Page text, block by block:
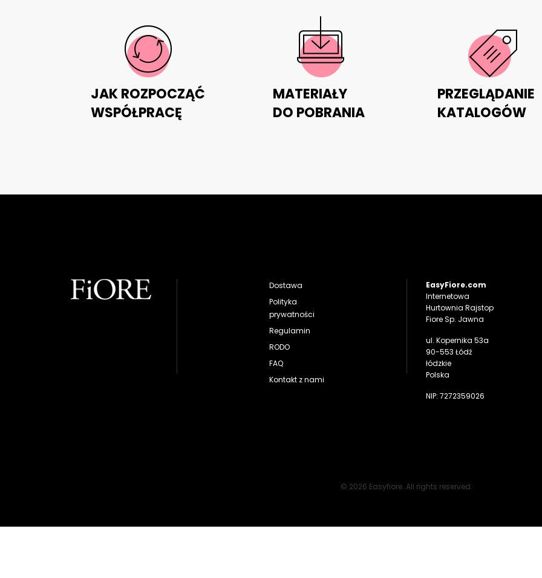
JAK ROZPOCZĄĆ
WSPÓŁPRACĘ
MATERIAŁY
DO POBRANIA
PRZEGLĄDANIE
KATALOGÓW
Dostawa
Polityka
prywatności
Regulamin
RODO
FAQ
Kontakt z nami
EasyFiore.com
Internetowa
Hurtownia Rajstop
Fiore Sp. Jawna
ul. Kopernika 53a
90-553 Łódź
łódzkie
Polska
NIP: 7272359026
© 2026 Easyfiore. All rights reserved.